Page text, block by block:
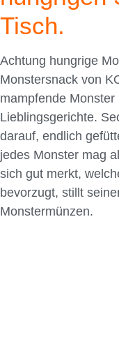
Tisch.
Achtung hungrige
Monstersnack von
mampfende
Lieblingsgerichte.
darauf, endlich
jedes Monster mag
sich gut merkt,
bevorzugt, stillt
Monstermünzen.